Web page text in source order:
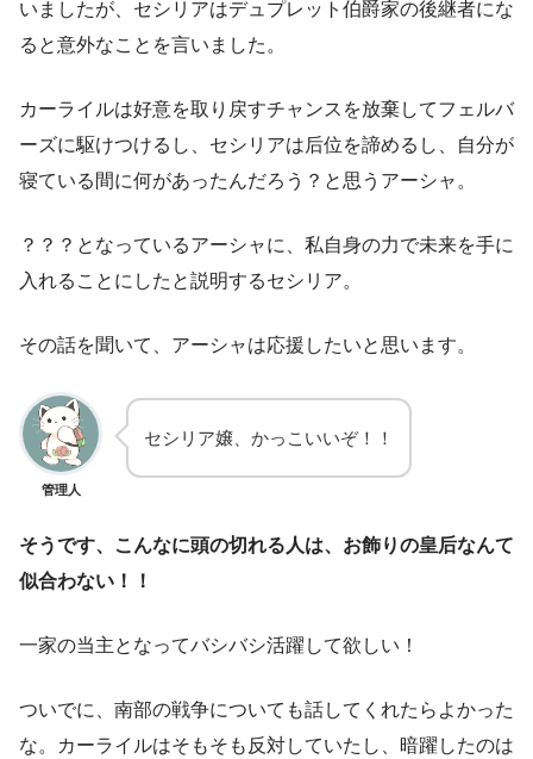
いましたが、セシリアはデュプレット伯爵家の後継者にな
ると意外なことを言いました。
カーライルは好意を取り戻すチャンスを放棄してフェルバ
ーズに駆けつけるし、セシリアは后位を諦めるし、自分が
寝ている間に何があったんだろう？と思うアーシャ。
？？？となっているアーシャに、私自身の力で未来を手に
入れることにしたと説明するセシリア。
その話を聞いて、アーシャは応援したいと思います。
管理人
セシリア嬢、かっこいいぞ！！
そうです、こんなに頭の切れる人は、お飾りの皇后なんて
似合わない！！
一家の当主となってバシバシ活躍して欲しい！
ついでに、南部の戦争についても話してくれたらよかった
な。カーライルはそもそも反対していたし、暗躍したのは